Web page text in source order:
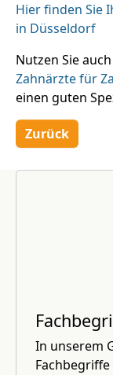
Hier finden Sie
in Düsseldorf
Nutzen Sie
Zahnärzte für
einen guten
Zurück
In unserem